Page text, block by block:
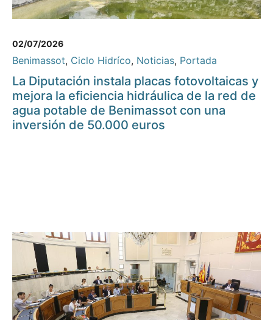
02/07/2026
Benimassot, Ciclo Hidríco, Noticias, Portada
La Diputación instala placas fotovoltaicas y
mejora la eficiencia hidráulica de la red de
agua potable de Benimassot con una
inversión de 50.000 euros